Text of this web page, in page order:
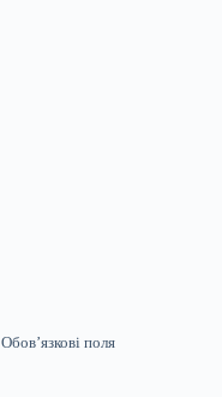
Обов’язкові поля